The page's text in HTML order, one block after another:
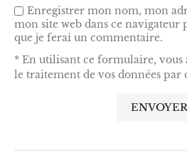
Enregistrer mon nom, mon
mon site web dans ce
que je ferai un commentaire.
* En utilisant ce formulaire, vous
le traitement de vos données par